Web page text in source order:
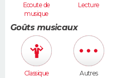
Ecoute de
musique
Lecture
Goûts musicaux
Classique Autres